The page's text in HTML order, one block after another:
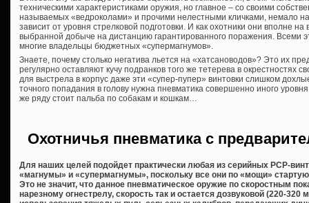
техническими характеристиками оружия, но главное – со своими
называемых «ведроколами» и прочими нелестными кличками, немало
зависит от уровня стрелковой подготовки. И как охотники они вполне
выбранной добыче на дистанцию гарантированного поражения. Всеми
многие владельцы бюджетных «супермагнумов».
Знаете, почему столько негатива льется на «хатсановодов»? Это их
регулярно оставляют кучу подранков того же тетерева в окрестностях
для выстрела в корпус даже эти «супер-пупер» винтовки слишком
точного попадания в голову нужна пневматика совершенно иного
же ряду стоит пальба по собакам и кошкам…
Охотничья пневматика с
Для наших целей подойдет практически любая из серийных PCP-
«магнумы» и «супермагнумы», поскольку все они по «мощи»
Это не значит, что данное пневматическое оружие по скоростным
нарезному огнестрелу, скорость так и остается дозвуковой (220-320